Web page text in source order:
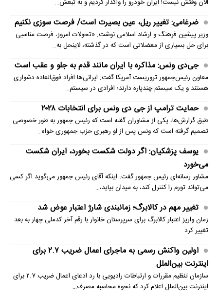
الان وقتش نیست! ایران خودرو را واگذار کردیم و به تبعش…
ضرغامی: تغییر ریل، عین بصیرت است/ فرصت سوزی نکنیم
وزیر پیشین فرهنگ و ارشاد اسلامی نوشت: «تحولات امروز، فرصت مناسبی
برای حل بسیاری از معضلاتی‌ است که در گذشته، لاینحل به…
جی‌دی ونس: مذاکره با ایران مانند قدم به جلو و عقب است
معاون رئیس‌جمهور تروریست آمریکا گفت: ایرانی‌ها افراد فوق‌العاده دشواری
هستند و یک سیستم چندپاره دارند؛ افرادی در سیستم…
حمایت ترامپ از جی دی ونس برای انتخابات ۲۰۲۸
طبق گزارش‌ها، یکی از مشاوران گفته است که رئیس جمهور به طور خصوصی
تصمیم گرفته است که ونس پس از او رهبری حزب جمهوری خواه…
یوسف پزشکیان: اگر دولت شکست بخورد، ایران شکست
می‌خورد
مشاور رسانه‌ای رئیس جمهور گفت: اینکه آقای رئیس جمهور می‌گوید اگر کسی
می‌تواند تورم را کنترل کند، به میدان بیاید،…
تغییر مهم در کالابرگ؛ زمانبندی‌ شارژ اعتبار عوض شد
زمان واریز اعتبار کالابرگ برای سرپرستان خانوار با رقم آخر کدملی چهار به بعد
تغییر کرد
اولین واکنش رسمی به ماجرای اعمال ضریب ۲.۷ برای
اینترنت بین‌الملل
سازمان تنظیم مقررات و ارتباطات رادیویی با رد ادعای اعمال ضریب ۲.۷ برای
اینترنت بین‌الملل اعلام کرد که نحوه محاسبه مصرف…